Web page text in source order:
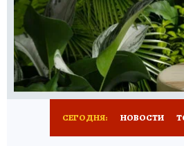
РАДИО КП
СЕГОДНЯ: НОВОСТИ